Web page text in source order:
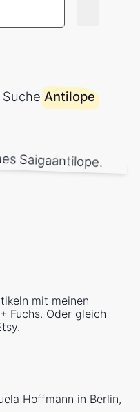
Antilope
mit meinen
Fuchs. Oder gleich
.
Hoffmann in Berlin,